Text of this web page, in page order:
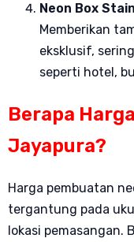
Neon Box
Memberikan
eksklusif,
seperti hotel,
Berapa
Jayapura?
Harga pembuatan
tergantung pada
lokasi pemasangan.